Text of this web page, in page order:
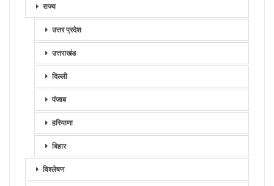
राज्य
उत्तर प्रदेश
उत्तराखंड
दिल्ली
पंजाब
हरियाणा
बिहार
विश्लेषण